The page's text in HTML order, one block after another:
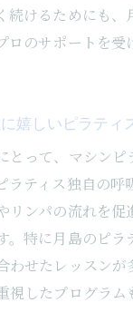
続けるためにも、
ロのサポートを受
嬉しいピラティ
とって、マシンピ
ラティス独自の呼
リンパの流れを
。特に月島のピラ
わせたレッスン
視したプログラム